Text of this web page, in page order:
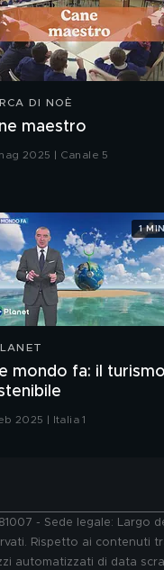
DI NOÈ
maestro
2025 | Canale 5
mondo fa: il turismo
2025 | Italia 1
1 MIN
- Sede legale:
Rispetto ai
automatizzati di data